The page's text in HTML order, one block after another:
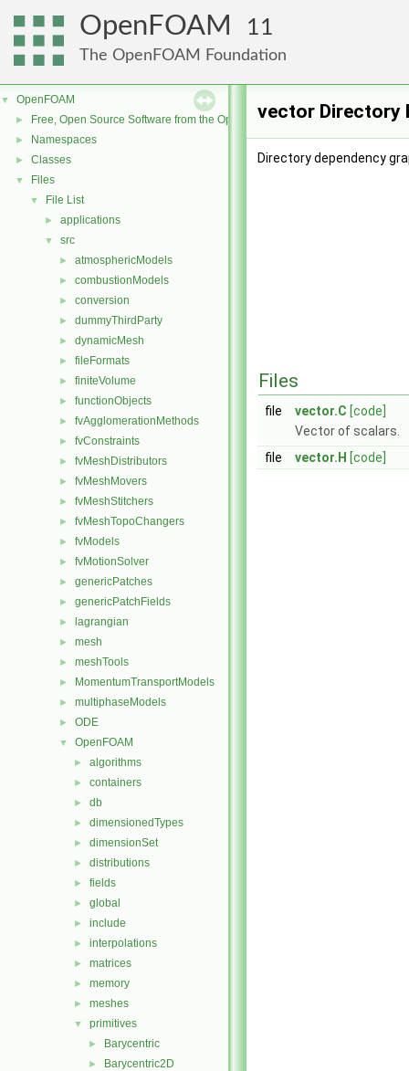
OpenFOAM 11
The OpenFOAM Foundation
▼ OpenFOAM
► Free, Open Source Software from the OpenFOAM Foundation
► Namespaces
► Classes
▼ Files
▼ File List
► applications
▼ src
► atmosphericModels
► combustionModels
► conversion
► dummyThirdParty
► dynamicMesh
► fileFormats
► finiteVolume
► functionObjects
► fvAgglomerationMethods
► fvConstraints
► fvMeshDistributors
► fvMeshMovers
► fvMeshStitchers
► fvMeshTopoChangers
► fvModels
► fvMotionSolver
► genericPatches
► genericPatchFields
► lagrangian
► mesh
► meshTools
► MomentumTransportModels
► multiphaseModels
► ODE
▼ OpenFOAM
► algorithms
► containers
► db
► dimensionedTypes
► dimensionSet
► distributions
► fields
► global
► include
► interpolations
► matrices
► memory
► meshes
▼ primitives
► Barycentric
► Barycentric2D
vector Directory
Directory dependency
Files
file vector.C [code]
Vector of scalars.
file
vector.H [code]